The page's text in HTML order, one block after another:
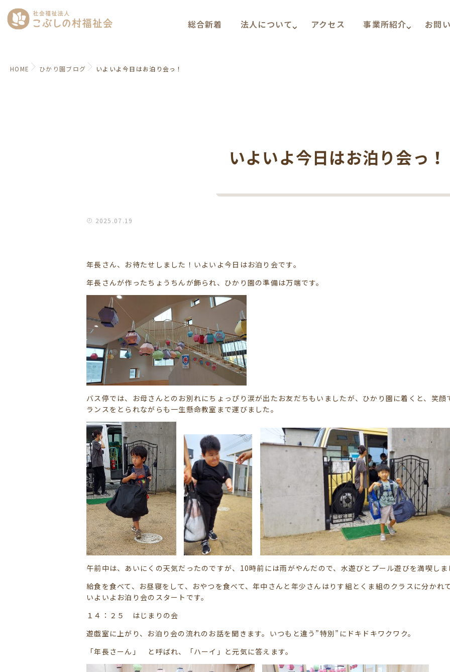
総合新着 法人について アクセス 事業所紹介 お問
HOME ひかり園ブログ いよいよ今日はお泊り会っ！
いよいよ今日はお泊り会っ！
2025.07.19
年長さん、お待たせしました！いよいよ今日はお泊り会です。
年長さんが作ったちょうちんが飾られ、ひかり園の準備は万端です。
バス停では、お母さんとのお別れにちょっぴり涙が出たお友だちもいましたが、ひかり園に着くと、笑
ランスをとられながらも一生懸命教室まで運びました。
午前中は、あいにくの天気だったのですが、10時前には雨がやんだので、水遊びとプール遊びを満喫し
給食を食べて、お昼寝をして、おやつを食べて、年中さんと年少さんはりす組とくま組のクラスに分か
いよいよお泊り会のスタートです。
１４：２５ はじまりの会
遊戯室に上がり、お泊り会の流れのお話を聞きます。いつもと違う”特別”にドキドキワクワク。
「年長さーん」 と呼ばれ、「ハーイ」と元気に答えます。